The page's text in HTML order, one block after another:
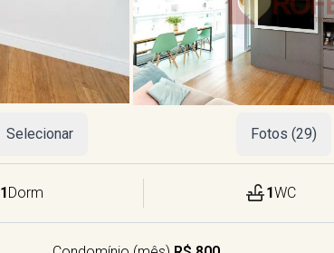
Selecionar Fotos (29)
1Dorm 1WC